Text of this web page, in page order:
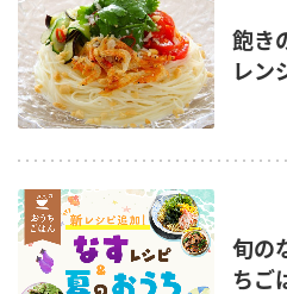
飽き
レン
旬の
ちご